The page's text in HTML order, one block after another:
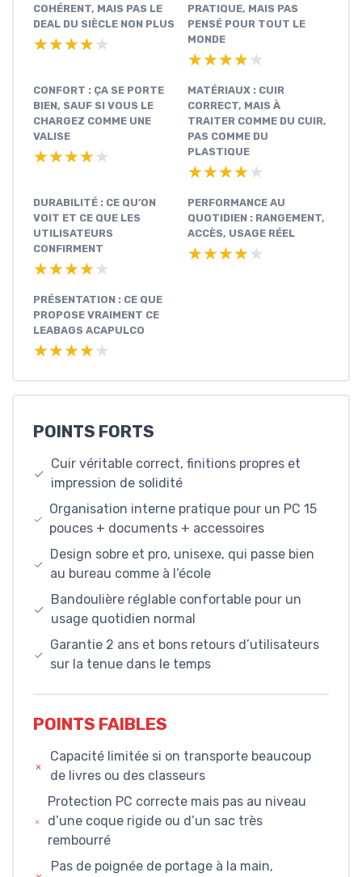
COHÉRENT, MAIS PAS LE
DEAL DU SIÈCLE NON PLUS
★★★★★
★★★★★
PRATIQUE, MAIS PAS
PENSÉ POUR TOUT LE
MONDE
★★★★★
★★★★★
CONFORT : ÇA SE PORTE
BIEN, SAUF SI VOUS LE
CHARGEZ COMME UNE
VALISE
★★★★★
★★★★★
MATÉRIAUX : CUIR
CORRECT, MAIS À
TRAITER COMME DU CUIR,
PAS COMME DU
PLASTIQUE
★★★★★
★★★★★
DURABILITÉ : CE QU’ON
VOIT ET CE QUE LES
UTILISATEURS
CONFIRMENT
★★★★★
★★★★★
PERFORMANCE AU
QUOTIDIEN : RANGEMENT,
ACCÈS, USAGE RÉEL
★★★★★
★★★★★
PRÉSENTATION : CE QUE
PROPOSE VRAIMENT CE
LEABAGS ACAPULCO
★★★★★
★★★★★
POINTS FORTS
Cuir véritable correct, finitions propres et
impression de solidité
Organisation interne pratique pour un PC 15
pouces + documents + accessoires
Design sobre et pro, unisexe, qui passe bien
au bureau comme à l’école
Bandoulière réglable confortable pour un
usage quotidien normal
Garantie 2 ans et bons retours d’utilisateurs
sur la tenue dans le temps
POINTS FAIBLES
Capacité limitée si on transporte beaucoup
de livres ou des classeurs
Protection PC correcte mais pas au niveau
d’une coque rigide ou d’un sac très
rembourré
Pas de poignée de portage à la main,